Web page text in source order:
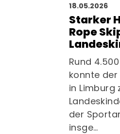
18.05.2026
Starker
Rope
Rund
konnte der
in Limburg
der
insge…